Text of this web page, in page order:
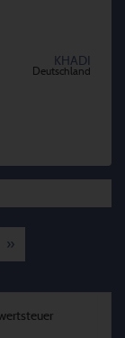
KHADI
Deutschland
»